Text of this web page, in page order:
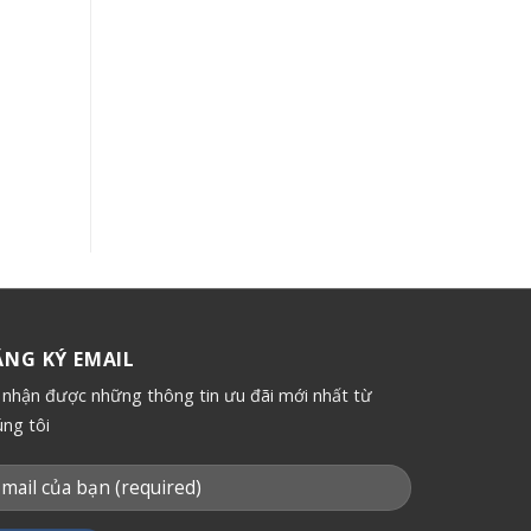
KÝ EMAIL
được những thông tin ưu đãi mới nhất từ
tôi